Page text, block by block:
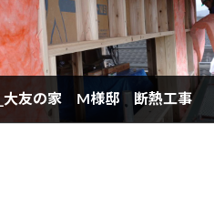
大友の家 M様邸 断熱工事